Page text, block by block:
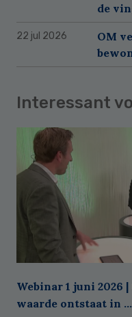
de
22 jul 2026
OM
Interessant
Webinar 1 juni 2026
waarde ontstaat in ...